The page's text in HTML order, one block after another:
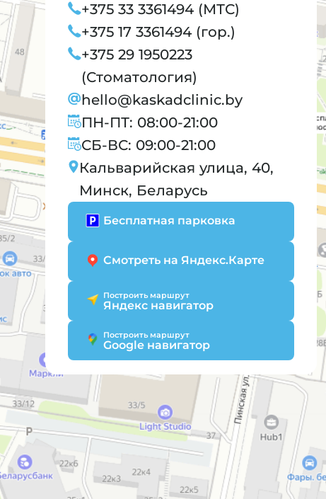
+375 33 3361494 (МТС)
+375 17 3361494 (гор.)
+375 29 1950223
(Стоматология)
hello@kaskadclinic.by
ПН-ПТ: 08:00-21:00
СБ-ВС: 09:00-21:00
Кальварийская улица, 40,
Минск, Беларусь
Бесплатная парковка
Смотреть на Яндекс.Карте
Построить маршрут
Яндекс навигатор
Построить маршрут
Google навигатор